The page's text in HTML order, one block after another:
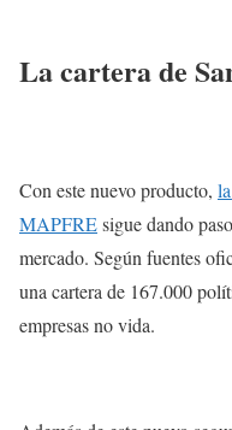
La cartera de
Con este nuevo producto,
MAPFREsigue dando
mercado. Según fuentes
una cartera de 167.000
empresas no vida.